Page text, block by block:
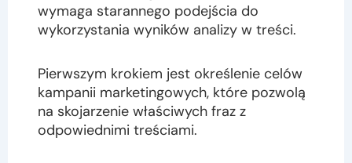
wymaga starannego podejścia do
wykorzystania wyników analizy w treści.
Pierwszym krokiem jest określenie celów
kampanii marketingowych, które pozwolą
na skojarzenie właściwych fraz z
odpowiednimi treściami.